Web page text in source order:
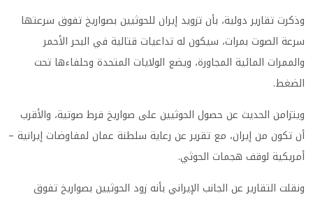
وذكرت تقارير دولية، بأن تزويد إيران للحوثيين بصواريخ تفوق سرعتها
سرعة الصوت بمرات، سيكون له تداعيات قتالية في البحر الأحمر
والممرات المائية المجاورة، ويضع الولايات المتحدة وحلفاءها تحت
الضغط.
ويتزامن الحديث عن حصول الحوثيين على صواريخ فرط صوتية، والأقرب
أن تكون من إيران، مع تقرير عن رعاية سلطنة عمان لمفاوضات إيرانية –
أمريكية لوقف هجمات الحوثي.
ونقلت التقارير عن الجانب الإيراني بأنه زود الحوثيين بصواريخ تفوق